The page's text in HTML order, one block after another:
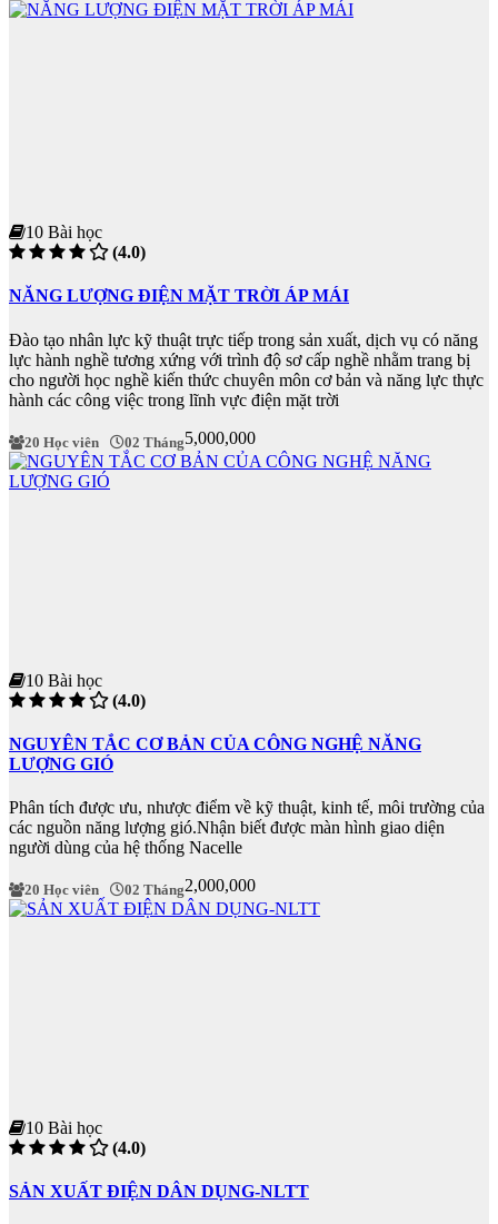
10 Bài học
(4.0)
NĂNG LƯỢNG ĐIỆN MẶT TRỜI ÁP MÁI
Đào tạo nhân lực kỹ thuật trực tiếp trong sản xuất, dịch vụ có năng
lực hành nghề tương xứng với trình độ sơ cấp nghề nhằm trang bị
cho người học nghề kiến thức chuyên môn cơ bản và năng lực thực
hành các công việc trong lĩnh vực điện mặt trời
20 Học viên 02 Tháng5,000,000
10 Bài học
(4.0)
NGUYÊN TẮC CƠ BẢN CỦA CÔNG NGHỆ NĂNG
LƯỢNG GIÓ
Phân tích được ưu, nhược điểm về kỹ thuật, kinh tế, môi trường của
các nguồn năng lượng gió.Nhận biết được màn hình giao diện
người dùng của hệ thống Nacelle
20 Học viên 02 Tháng2,000,000
10 Bài học
(4.0)
SẢN XUẤT ĐIỆN DÂN DỤNG-NLTT